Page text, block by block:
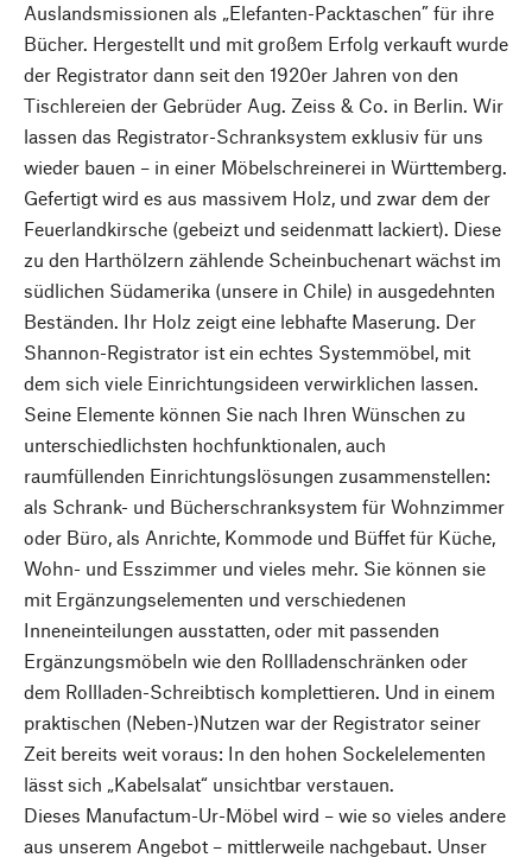
Auslandsmissionen als „Elefanten-Packtaschen” für ihre
Bücher. Hergestellt und mit großem Erfolg verkauft wurde
der Registrator dann seit den 1920er Jahren von den
Tischlereien der Gebrüder Aug. Zeiss & Co. in Berlin. Wir
lassen das Registrator-Schranksystem exklusiv für uns
wieder bauen – in einer Möbelschreinerei in Württemberg.
Gefertigt wird es aus massivem Holz, und zwar dem der
Feuerlandkirsche (gebeizt und seidenmatt lackiert). Diese
zu den Harthölzern zählende Scheinbuchenart wächst im
südlichen Südamerika (unsere in Chile) in ausgedehnten
Beständen. Ihr Holz zeigt eine lebhafte Maserung. Der
Shannon-Registrator ist ein echtes Systemmöbel, mit
dem sich viele Einrichtungsideen verwirklichen lassen.
Seine Elemente können Sie nach Ihren Wünschen zu
unterschiedlichsten hochfunktionalen, auch
raumfüllenden Einrichtungslösungen zusammenstellen:
als Schrank- und Bücherschranksystem für Wohnzimmer
oder Büro, als Anrichte, Kommode und Büffet für Küche,
Wohn- und Esszimmer und vieles mehr. Sie können sie
mit Ergänzungselementen und verschiedenen
Inneneinteilungen ausstatten, oder mit passenden
Ergänzungsmöbeln wie den Rollladenschränken oder
dem Rollladen-Schreibtisch komplettieren. Und in einem
praktischen (Neben-)Nutzen war der Registrator seiner
Zeit bereits weit voraus: In den hohen Sockelelementen
lässt sich „Kabelsalat“ unsichtbar verstauen.
Dieses Manufactum-Ur-Möbel wird – wie so vieles andere
aus unserem Angebot – mittlerweile nachgebaut. Unser